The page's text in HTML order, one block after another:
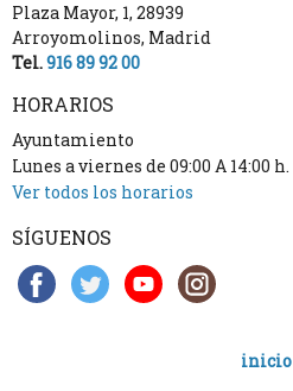
Plaza Mayor, 1, 28939
Arroyomolinos, Madrid
Tel.916 89 92 00
HORARIOS
Ayuntamiento
Lunes a viernes de 09:00 A 14:00 h.
Ver todos los horarios
SÍGUENOS
inicio